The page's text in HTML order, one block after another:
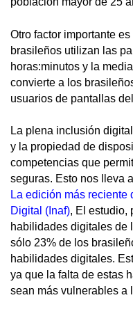
Otro factor importante
brasileños utilizan las
horas:minutos y la
convierte a los
usuarios de pantallas
La plena inclusión
y la propiedad de
competencias que
seguras. Esto nos lleva
La edición más reciente
Digital (Inaf), El estudio,
habilidades digitales de
sólo 23% de los
habilidades digitales.
ya que la falta de estas
sean más vulnerables a